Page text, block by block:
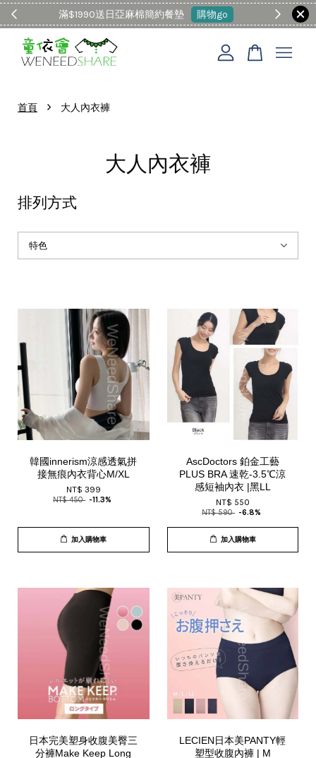
滿$1990送日亞麻棉簡約餐墊 購物go 童裝
首頁 › 大人內衣褲
大人內衣褲
排列方式
韓國innerism涼感透氣拼
接無痕內衣背心M/XL
NT$ 399
NT$ 450 -11.3%
加入購物車
AscDoctors 鉑金工藝
PLUS BRA 速乾-3.5℃涼
感短袖內衣 |黑LL
NT$ 550
NT$ 590 -6.8%
加入購物車
日本完美塑身收腹美臀三
分褲Make Keep Long
LECIEN日本美PANTY輕
塑型收腹內褲 | M
您的購物車目前還是空的。